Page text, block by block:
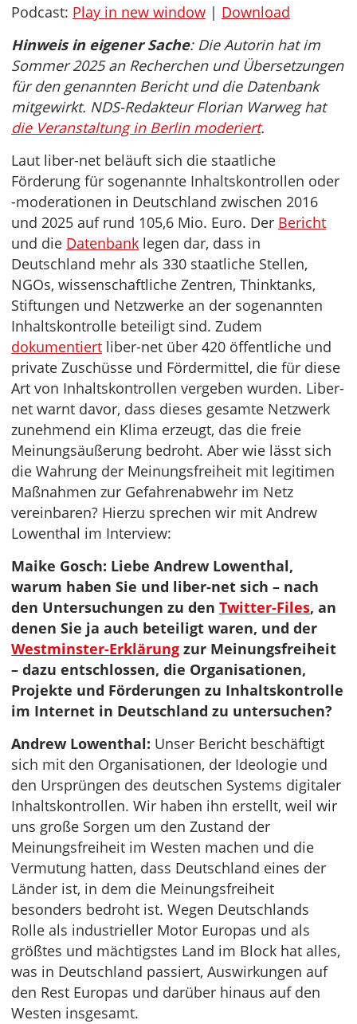
Podcast: Play in new window | Download
Hinweis in eigener Sache: Die Autorin hat im
Sommer 2025 an Recherchen und Übersetzungen
für den genannten Bericht und die Datenbank
mitgewirkt. NDS-Redakteur Florian Warweg hat
die Veranstaltung in Berlin moderiert.
Laut liber-net beläuft sich die staatliche
Förderung für sogenannte Inhaltskontrollen oder
-moderationen in Deutschland zwischen 2016
und 2025 auf rund 105,6 Mio. Euro. Der Bericht
und die Datenbank legen dar, dass in
Deutschland mehr als 330 staatliche Stellen,
NGOs, wissenschaftliche Zentren, Thinktanks,
Stiftungen und Netzwerke an der sogenannten
Inhaltskontrolle beteiligt sind. Zudem
dokumentiert liber-net über 420 öffentliche und
private Zuschüsse und Fördermittel, die für diese
Art von Inhaltskontrollen vergeben wurden. Liber-
net warnt davor, dass dieses gesamte Netzwerk
zunehmend ein Klima erzeugt, das die freie
Meinungsäußerung bedroht. Aber wie lässt sich
die Wahrung der Meinungsfreiheit mit legitimen
Maßnahmen zur Gefahrenabwehr im Netz
vereinbaren? Hierzu sprechen wir mit Andrew
Lowenthal im Interview:
Maike Gosch: Liebe Andrew Lowenthal,
warum haben Sie und liber-net sich – nach
den Untersuchungen zu den Twitter-Files, an
denen Sie ja auch beteiligt waren, und der
Westminster-Erklärung zur Meinungsfreiheit
– dazu entschlossen, die Organisationen,
Projekte und Förderungen zu Inhaltskontrolle
im Internet in Deutschland zu untersuchen?
Andrew Lowenthal: Unser Bericht beschäftigt
sich mit den Organisationen, der Ideologie und
den Ursprüngen des deutschen Systems digitaler
Inhaltskontrollen. Wir haben ihn erstellt, weil wir
uns große Sorgen um den Zustand der
Meinungsfreiheit im Westen machen und die
Vermutung hatten, dass Deutschland eines der
Länder ist, in dem die Meinungsfreiheit
besonders bedroht ist. Wegen Deutschlands
Rolle als industrieller Motor Europas und als
größtes und mächtigstes Land im Block hat alles,
was in Deutschland passiert, Auswirkungen auf
den Rest Europas und darüber hinaus auf den
Westen insgesamt.